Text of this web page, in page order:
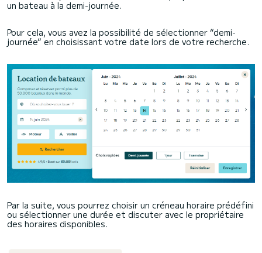
un bateau à la demi-journée.
Pour cela, vous avez la possibilité de sélectionner “demi-
journée” en choisissant votre date lors de votre recherche.
Par la suite, vous pourrez choisir un créneau horaire prédéfini
ou sélectionner une durée et discuter avec le propriétaire
des horaires disponibles.